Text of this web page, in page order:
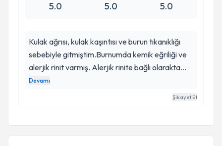
5.0 5.0 5.0
Kulak ağrısı, kulak kaşıntısı ve burun tıkanıklığı
sebebiyle gitmiştim.Burnumda kemik eğriliği ve
alerjik rinit varmış. Alerjik rinite bağlı olarakta
burun etlerim şişiyormuş.Bu sebepler burun
tıkanıklığı yaptığı için de sık olarak orta kulak
Devamı
Şikayet Et